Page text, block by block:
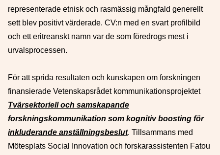
representerade etnisk och rasmässig mångfald generellt
sett blev positivt värderade. CV:n med en svart profilbild
och ett eritreanskt namn var de som föredrogs mest i
urvalsprocessen.
För att sprida resultaten och kunskapen om forskningen
finansierade Vetenskapsrådet kommunikationsprojektet
Tvärsektoriell och samskapande
forskningskommunikation som kognitiv boosting för
inkluderande anställningsbeslut. Tillsammans med
Mötesplats Social Innovation och forskarassistenten Fatou